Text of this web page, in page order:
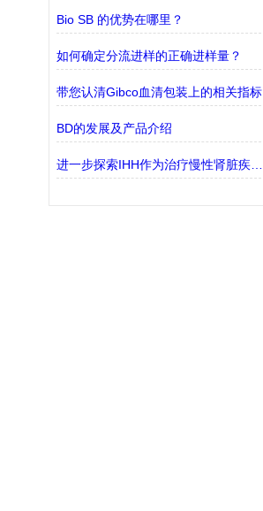
Bio SB 的优势在哪里？
如何确定分流进样的正确进样量？
带您认清Gibco血清包装上的相关指标
BD的发展及产品介绍
进一步探索IHH作为治疗慢性肾脏疾病(CKD)的潜在靶点